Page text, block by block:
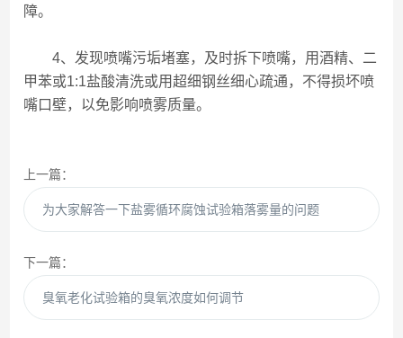
障。
4、发现喷嘴污垢堵塞，及时拆下喷嘴，用酒精、二
甲苯或1:1盐酸清洗或用超细钢丝细心疏通，不得损坏喷
嘴口壁，以免影响喷雾质量。
上一篇：
为大家解答一下盐雾循环腐蚀试验箱落雾量的问题
下一篇：
臭氧老化试验箱的臭氧浓度如何调节